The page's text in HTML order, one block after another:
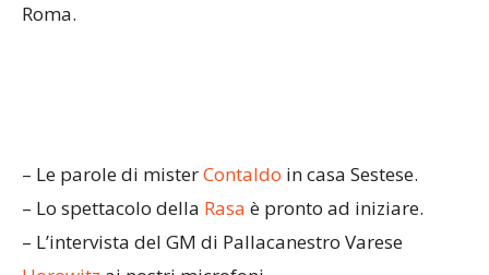
Roma.
– Lo spettacolo della Rasaè pronto ad iniziare.
– L’intervista del GM di Pallacanestro Varese
Horowitzai nostri microfoni.